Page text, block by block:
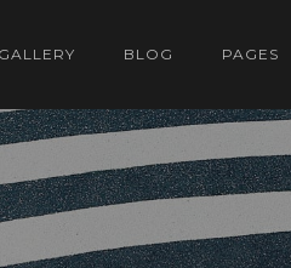
GALLERY BLOG PAGES